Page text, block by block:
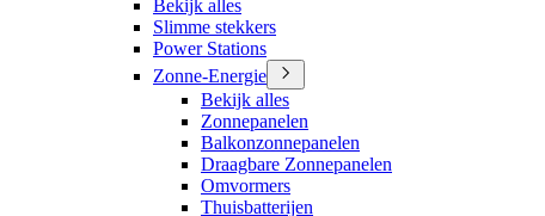
Bekijk alles
Slimme stekkers
Power Stations
Zonne-Energie
Bekijk alles
Zonnepanelen
Balkonzonnepanelen
Draagbare Zonnepanelen
Omvormers
Thuisbatterijen